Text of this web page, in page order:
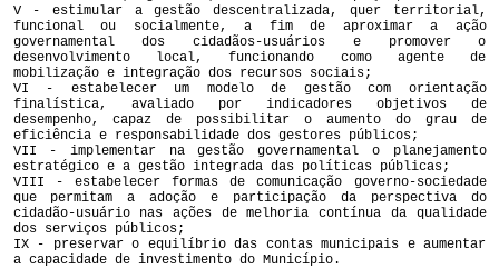
V - estimular a gestão descentralizada, quer territorial,
funcional ou socialmente, a fim de aproximar a ação
governamental dos cidadãos-usuários e promover o
desenvolvimento local, funcionando como agente de
mobilização e integração dos recursos sociais;
VI - estabelecer um modelo de gestão com orientação
finalística, avaliado por indicadores objetivos de
desempenho, capaz de possibilitar o aumento do grau de
eficiência e responsabilidade dos gestores públicos;
VII - implementar na gestão governamental o planejamento
estratégico e a gestão integrada das políticas públicas;
VIII - estabelecer formas de comunicação governo-sociedade
que permitam a adoção e participação da perspectiva do
cidadão-usuário nas ações de melhoria contínua da qualidade
dos serviços públicos;
IX - preservar o equilíbrio das contas municipais e aumentar
a capacidade de investimento do Município.